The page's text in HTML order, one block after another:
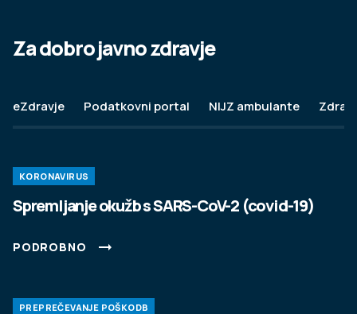
Udeležite se delavnic, prisluhnite zanimivim
strokovnjaki ali obiščite interaktivne koticke in
PODROBNO
Za dobro javno zdravje
eZdravje Podatkovni portal NIJZ ambulante
KORONAVIRUS
Spremljanje okužb s SARS-CoV-2 (covid-19)
PODROBNO
PREPREČEVANJE POŠKODB